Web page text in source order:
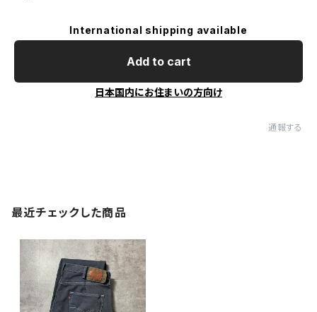
International shipping available
Add to cart
日本国内にお住まいの方向け
通報する
最近チェックした商品